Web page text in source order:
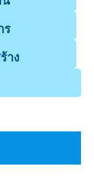
ร
าง